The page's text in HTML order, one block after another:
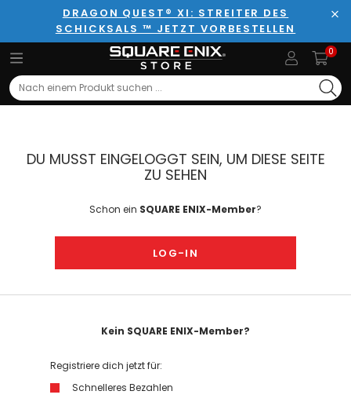
DRAGON QUEST® XI: STREITER DES
SCHICKSALS ™ JETZT VORBESTELLEN
0
Search
DU MUSST EINGELOGGT SEIN, UM DIESE SEITE
ZU SEHEN
Schon ein SQUARE ENIX-Member?
LOG-IN
Kein SQUARE ENIX-Member?
Registriere dich jetzt für:
Schnelleres Bezahlen